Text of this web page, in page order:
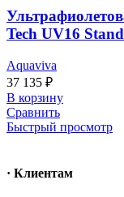
Tech UV16
Aquaviva
37 135 ₽
В корзину
Сравнить
Быстрый просмотр
· Клиентам